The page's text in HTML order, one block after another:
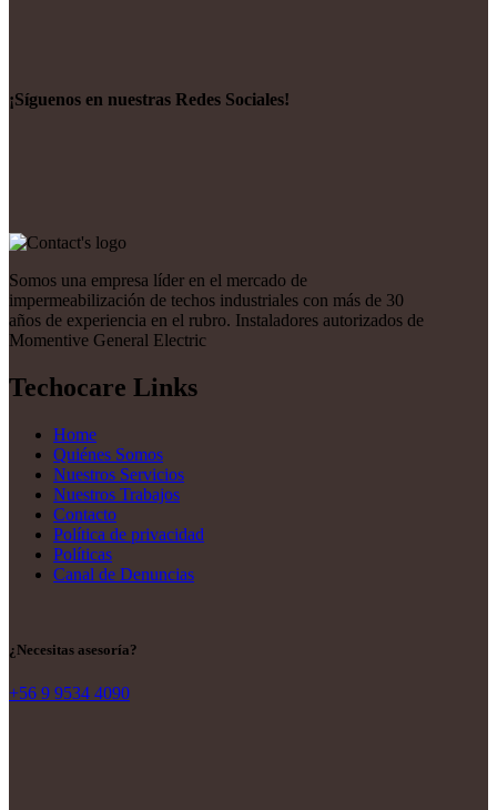
¡Síguenos en nuestras Redes Sociales!
Somos una empresa líder en el mercado de
impermeabilización de techos industriales con más de 30
años de experiencia en el rubro. Instaladores autorizados de
Momentive General Electric
Techocare Links
Home
Quiénes Somos
Nuestros Servicios
Nuestros Trabajos
Contacto
Política de privacidad
Políticas
Canal de Denuncias
¿Necesitas asesoría?
+56 9 9534 4090